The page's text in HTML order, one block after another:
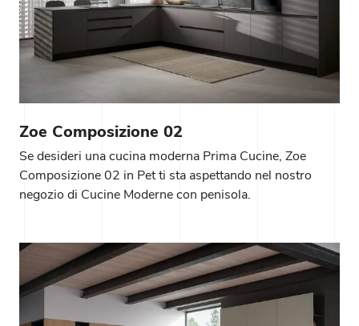
Zoe Composizione 02
Se desideri una cucina moderna Prima Cucine, Zoe
Composizione 02 in Pet ti sta aspettando nel nostro
negozio di Cucine Moderne con penisola.